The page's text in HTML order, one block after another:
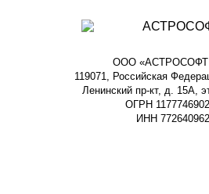
ООО
119071, Российская
Ленинский пр-кт, д. 15А,
ОГРН
ИНН